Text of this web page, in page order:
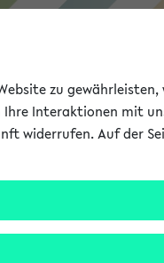
zu
Interaktionen mit
widerrufen. Auf der